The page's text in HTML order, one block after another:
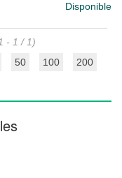
Disponible
- 1 / 1)
50 100 200